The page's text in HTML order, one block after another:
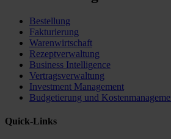
Bestellung
Fakturierung
Warenwirtschaft
Rezeptverwaltung
Business Intelligence
Vertragsverwaltung
Investment Management
Budgetierung und
Quick-Links